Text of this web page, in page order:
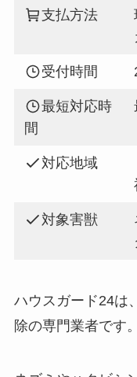
支払方法
受付時間
最短対応時
間
対応地域
対象害獣
ハウスガード24は
除の専門業者です。